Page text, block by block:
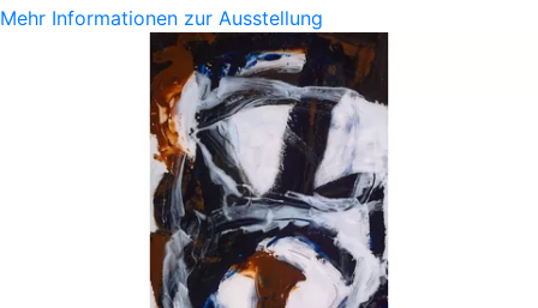
Mehr Informationen zur Ausstellung